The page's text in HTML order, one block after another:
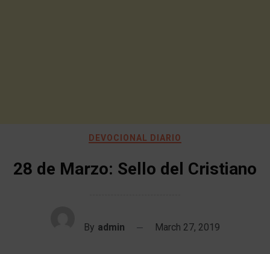
DEVOCIONAL DIARIO
28 de Marzo: Sello del Cristiano
By admin March 27, 2019